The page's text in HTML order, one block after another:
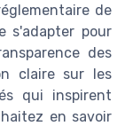
de
s'adapter pour
des
claire sur les
qui inspirent
en savoir